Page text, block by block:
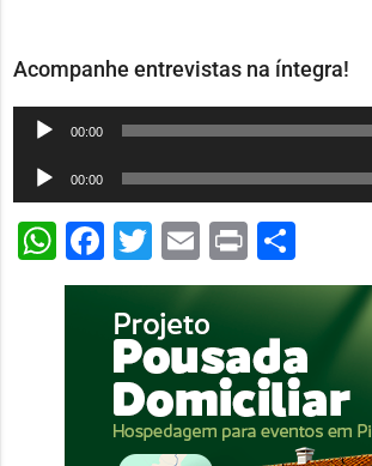
Acompanhe entrevistas na íntegra!
Tocador
áudio
00:00
Tocador
de
áudio
00:00
WhatsApp
Facebook
Twitter
Email
PrintShare